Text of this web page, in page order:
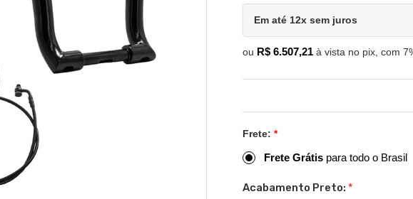
Em até 12x sem juros
ou R$ 6.507,21 à vista no pix, com
Frete: *
Frete Grátis para todo o Brasil
Acabamento Preto: *